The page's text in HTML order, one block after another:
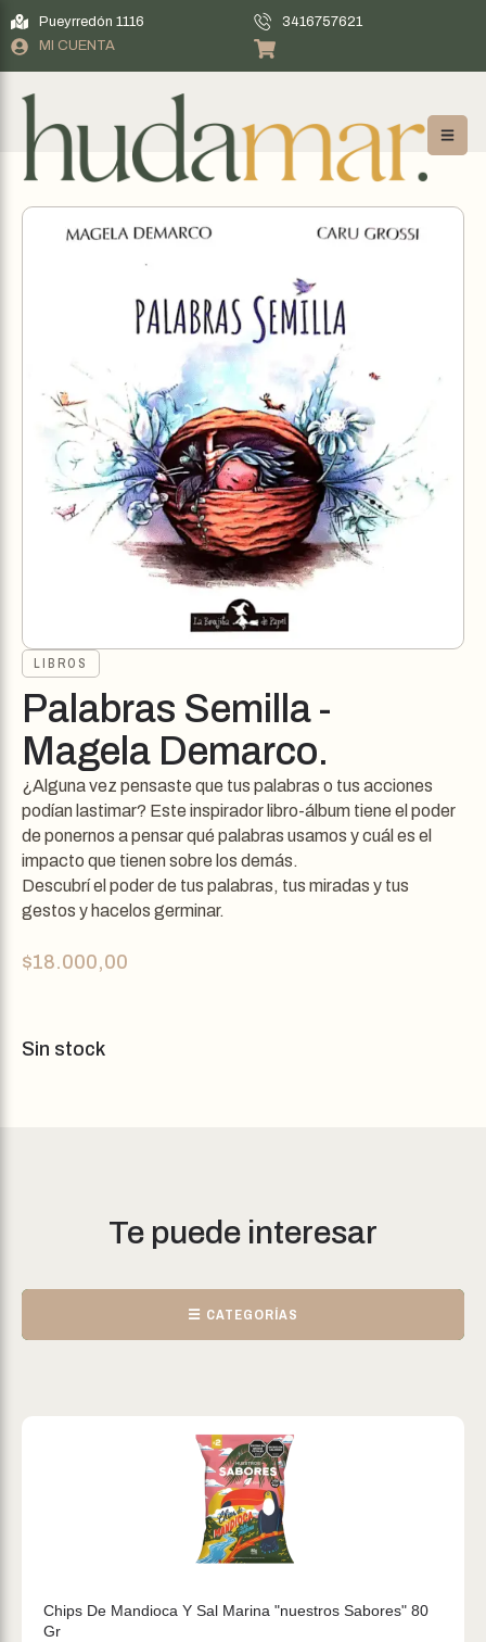
Pueyrredón 1116
3416757621
MI CUENTA
LIBROS
Palabras Semilla -
Magela Demarco.
¿Alguna vez pensaste que tus palabras o tus acciones
podían lastimar? Este inspirador libro-álbum tiene el poder
de ponernos a pensar qué palabras usamos y cuál es el
impacto que tienen sobre los demás.
Descubrí el poder de tus palabras, tus miradas y tus
gestos y hacelos germinar.
$18.000,00
Sin stock
Te puede interesar
☰ CATEGORÍAS
Chips De Mandioca Y Sal Marina "nuestros Sabores" 80
Gr